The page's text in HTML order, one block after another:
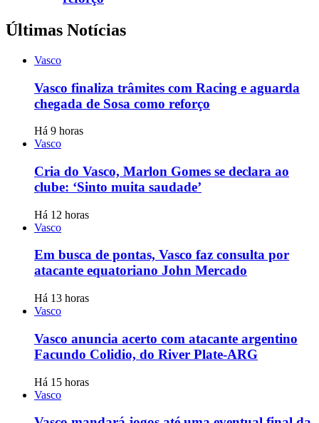
Últimas Notícias
Vasco
Vasco finaliza trâmites com Racing e aguarda
chegada de Sosa como reforço
Há 9 horas
Vasco
Cria do Vasco, Marlon Gomes se declara ao
clube: ‘Sinto muita saudade’
Há 12 horas
Vasco
Em busca de pontas, Vasco faz consulta por
atacante equatoriano John Mercado
Há 13 horas
Vasco
Vasco anuncia acerto com atacante argentino
Facundo Colidio, do River Plate-ARG
Há 15 horas
Vasco